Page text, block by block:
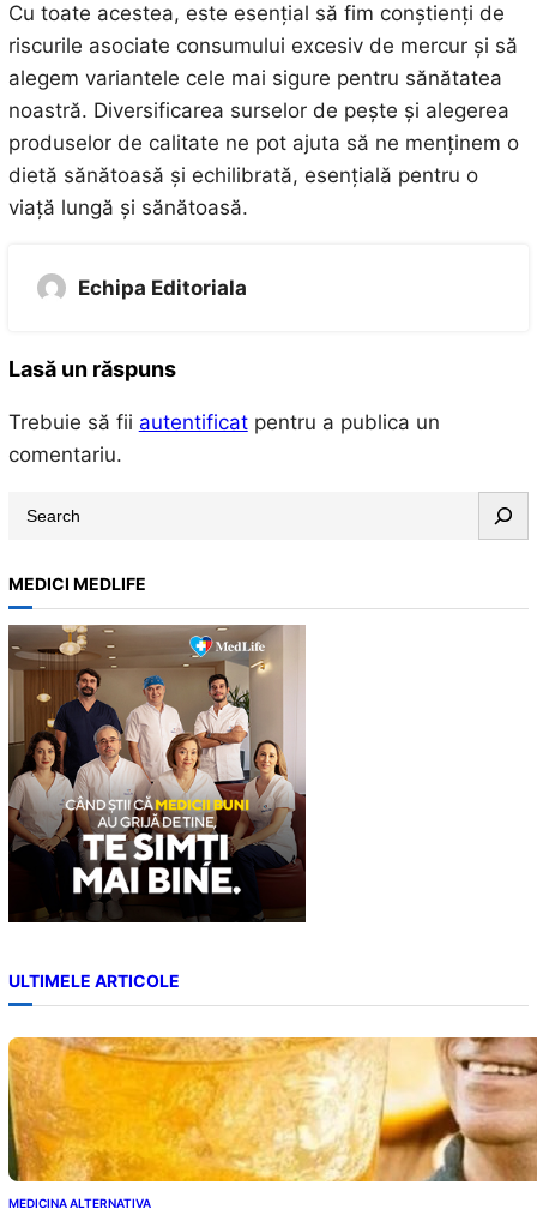
Cu toate acestea, este esențial să fim conștienți de
riscurile asociate consumului excesiv de mercur și să
alegem variantele cele mai sigure pentru sănătatea
noastră. Diversificarea surselor de pește și alegerea
produselor de calitate ne pot ajuta să ne menținem o
dietă sănătoasă și echilibrată, esențială pentru o
viață lungă și sănătoasă.
Echipa Editoriala
Lasă un răspuns
Trebuie să fii autentificatpentru a publica un
comentariu.
a
r
c
h
MEDICI MEDLIFE
ULTIMELE ARTICOLE
MEDICINA ALTERNATIVA